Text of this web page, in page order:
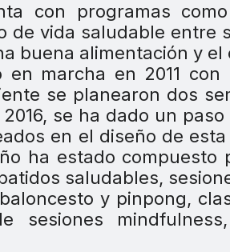
con programas
de vida saludable entre
buena alimentación y
en marcha en 2011
se planearon dos
se ha dado un
en el diseño de
ha estado compuesto
saludables,
y pinpong,
sesiones